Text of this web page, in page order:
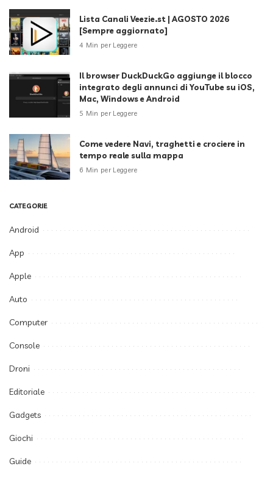
Lista Canali Veezie.st | AGOSTO 2026
[Sempre aggiornato]
4 Min per Leggere
Il browser DuckDuckGo aggiunge il blocco
integrato degli annunci di YouTube su iOS,
Mac, Windows e Android
5 Min per Leggere
Come vedere Navi, traghetti e crociere in
tempo reale sulla mappa
6 Min per Leggere
CATEGORIE
Android
App
Apple
Auto
Computer
Console
Droni
Editoriale
Gadgets
Giochi
Guide